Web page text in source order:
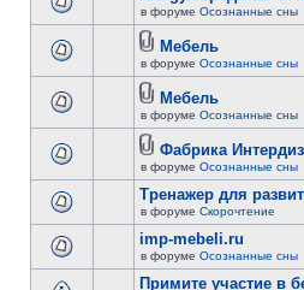
в форуме Осознанные сны
Мебель
в форуме Осознанные сны
Мебель
в форуме Осознанные сны
Фабрика
в форуме Осознанные сны
Тренажер для
в форуме Скорочтение
imp-mebeli.ru
в форуме Осознанные сны
Примите участие в